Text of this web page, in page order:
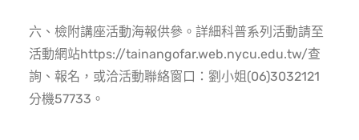
六、檢附講座活動海報供參。詳細科普系列活動請至
活動網站https://tainangofar.web.nycu.edu.tw/查
詢、報名，或洽活動聯絡窗口：劉小姐(06)3032121
分機57733。